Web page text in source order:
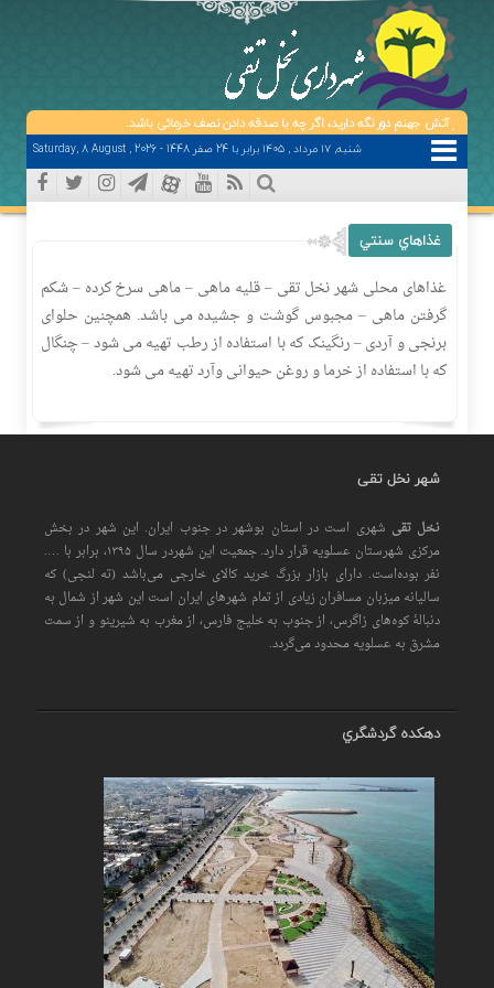
را از آتش جهنم دور نگه دارید، اگر چه با صدقه دادن نصف خرمائی باشد.
شنبه, ۱۷ مرداد , ۱۴۰۵ برابر با 24 صفر 1448 - Saturday, 8 August , 2026
غذاهاي سنتي
غذاهای محلی شهر نخل تقی – قلیه ماهی – ماهی سرخ کرده – شکم
گرفتن ماهی – مجبوس گوشت و جشیده می باشد. همچنین حلوای
برنجی و آردی – رنگینک که با استفاده از رطب تهیه می شود – چنگال
که با استفاده از خرما و روغن حیوانی وآرد تهیه می شود.
شهر نخل تقی
نخل تقی شهری است در استان بوشهر در جنوب ایران. این شهر در بخش
مرکزی شهرستان عسلویه قرار دارد. جمعیت این شهردر سال ۱۳۹۵، برابر با ….
نفر بوده‌است. دارای بازار بزرگ خرید کالای خارجی می‌باشد (ته لنجی) که
سالیانه میزبان مسافران زیادی از تمام شهرهای ایران است اين شهر از شمال به
دنبالهٔ کوه‌های زاگرس، از جنوب به خلیج فارس، از مغرب به شیرینو و از سمت
مشرق به عسلویه محدود می‌گردد.
دهكده گردشگري